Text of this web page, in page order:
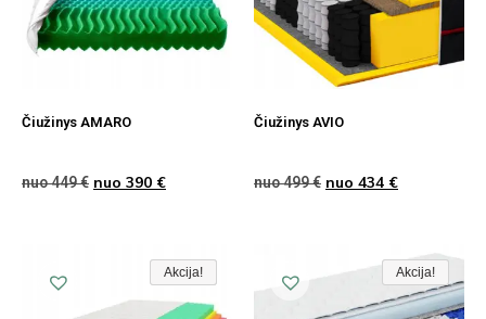
Čiužinys AMARO
nuo449€ nuo 390 €
Čiužinys AVIO
nuo499€ nuo 434 €
Akcija!
Akcija
Akcija! Akcija!
Akcija
Akcija!